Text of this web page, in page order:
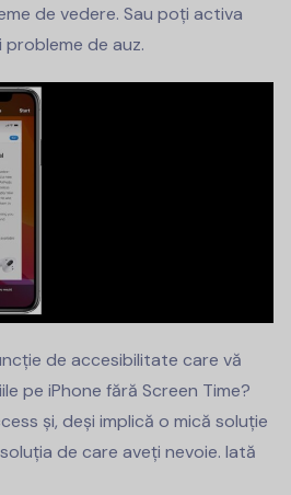
de vedere. Sau poți activa
de auz.
de accesibilitate care vă
pe iPhone fără Screen Time?
și, deși implică o mică soluție
de care aveți nevoie. Iată